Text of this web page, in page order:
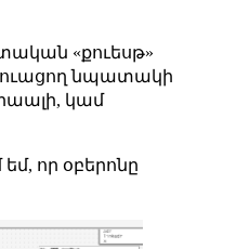
«քուեսթ»
թուացող նպատակի
կամ
որ օբերոնը